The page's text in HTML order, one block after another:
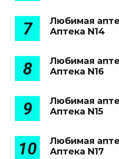
7
Любимая
Аптека N14
8
Любимая
Аптека N16
9
Любимая
Аптека N15
10
Любимая
Аптека N17